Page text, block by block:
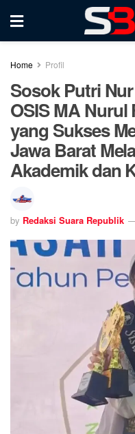
Home Profil
Sosok Putri
OSIS MA Nurul
yang Sukses
Jawa Barat
Akademik dan
by Redaksi Suara Republik